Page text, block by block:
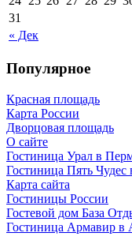
« Дек
31
Популярное
Красная площадь
Карта России
Дворцовая площадь
О сайте
Гостиница Урал в
Гостиница Пять Чудес
Карта сайта
Гостиницы России
Гостевой дом База
Гостиница Армавир в